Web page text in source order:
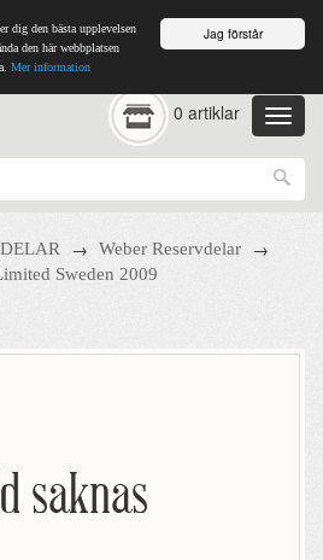
Jag förstår
dig den bästa upplevelsen
den här webbplatsen
Mer information
0 artiklar
→ Weber Reservdelar →
Sweden 2009
saknas